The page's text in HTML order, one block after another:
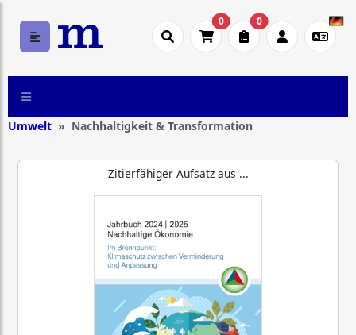
0 0
Umwelt Nachhaltigkeit & Transformation
Zitierfähiger Aufsatz aus ...